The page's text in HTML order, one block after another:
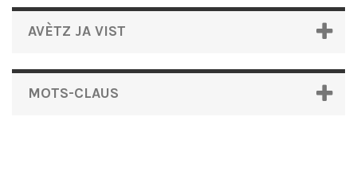
AVÈTZ JA VIST
MOTS-CLAUS